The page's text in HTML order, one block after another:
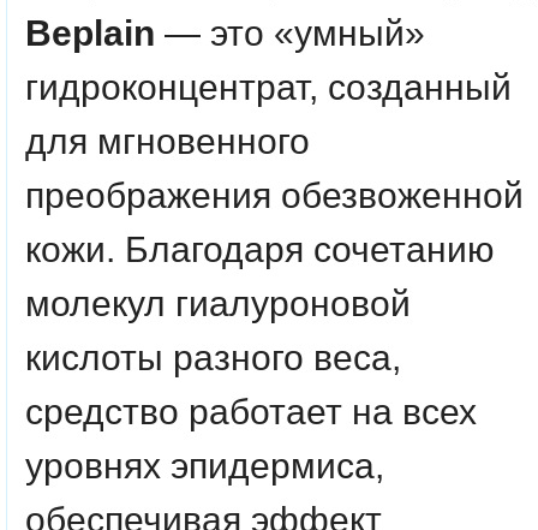
Beplain — это «умный»
гидроконцентрат, созданный
для мгновенного
преображения обезвоженной
кожи. Благодаря сочетанию
молекул гиалуроновой
кислоты разного веса,
средство работает на всех
уровнях эпидермиса,
обеспечивая эффект